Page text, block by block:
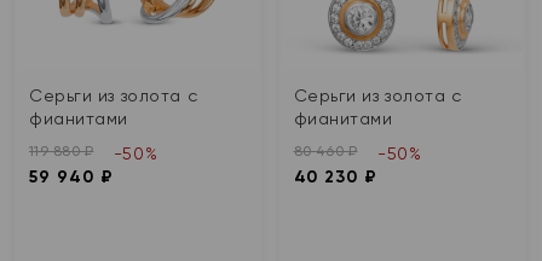
Серьги из золота с
фианитами
119 880 ₽
59 940 ₽
-50%
Серьги из золота с
фианитами
80 460 ₽
40 230 ₽
-50%